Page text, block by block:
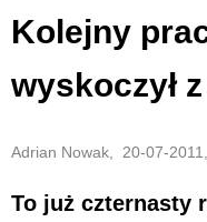
Kolejny
wyskoczył
Adrian Nowak, 20-07-
To już czternasty